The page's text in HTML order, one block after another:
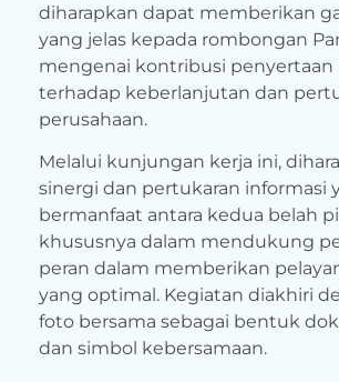
diharapkan dapat memberikan
yang jelas kepada rombongan
mengenai kontribusi penyertaan
terhadap keberlanjutan dan
perusahaan.
Melalui kunjungan kerja ini,
sinergi dan pertukaran informasi
bermanfaat antara kedua belah
khususnya dalam mendukung
peran dalam memberikan
yang optimal. Kegiatan diakhiri
foto bersama sebagai bentuk
dan simbol kebersamaan.